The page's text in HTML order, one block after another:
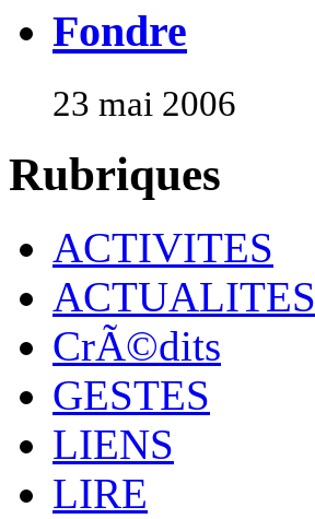
Fondre
23 mai 2006
Rubriques
ACTIVITES
ACTUALITES
CrÃ©dits
GESTES
LIENS
LIRE